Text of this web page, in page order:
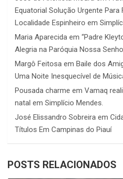
Equatorial Solução Urgente Para
Localidade Espinheiro em
Maria Aparecida em “Padre
Alegria na Paróquia Nossa
Margô Feitosa em Baile dos
Uma Noite Inesquecível de
Pousada charme em Vamaq
natal em Simplício Mendes.
José Elissandro Sobreira em
Títulos Em Campinas do Piauí
POSTS RELACIONADOS